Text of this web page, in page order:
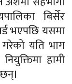
बिर्सेर
भएपछि यसमा
यति भाग
हामी